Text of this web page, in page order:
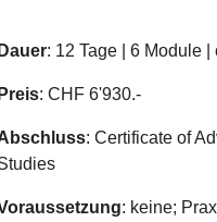
Dauer: 12 Tage | 6 Module |
Preis: CHF 6'930.-
: Certificate of
: keine;